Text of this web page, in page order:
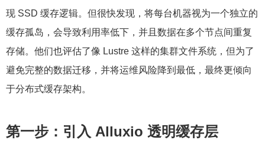
现 SSD 缓存逻辑。但很快发现，将每台机器视为一个独立的
缓存孤岛，会导致利用率低下，并且数据在多个节点间重复
存储。他们也评估了像 Lustre 这样的集群文件系统，但为了
避免完整的数据迁移，并将运维风险降到最低，最终更倾向
于分布式缓存架构。
第一步：引入 Alluxio 透明缓存层